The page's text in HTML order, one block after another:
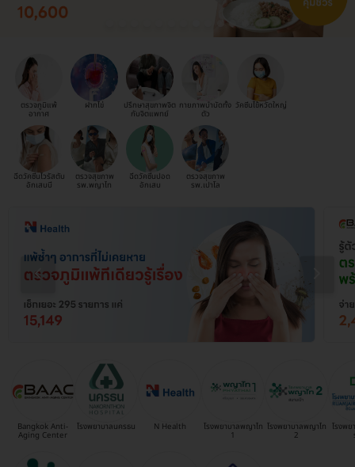
ตรวจภูมิแพ้
อากาศ
ฝากไข่ ปรึกษาสุขภาพจิต
กับจิตแพทย์
กายภาพบำบัดทั้ง
ตัว
วัคซีนไข้หวัดใหญ่
ฉีดวัคซีนไวรัสตับ
อักเสบบี
ตรวจสุขภาพ
รพ.พญาไท
ฉีดวัคซีนปอด
อักเสบ
ตรวจสุขภาพ
รพ.เปาโล
Bangkok Anti-
Aging Center
โรงพยาบาลนครธน N Health โรงพยาบาลพญาไท
1
โรงพยาบาลพญาไท
2
โรงพย